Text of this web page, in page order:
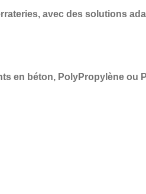
avec des solutions
en béton, PolyPropylène ou